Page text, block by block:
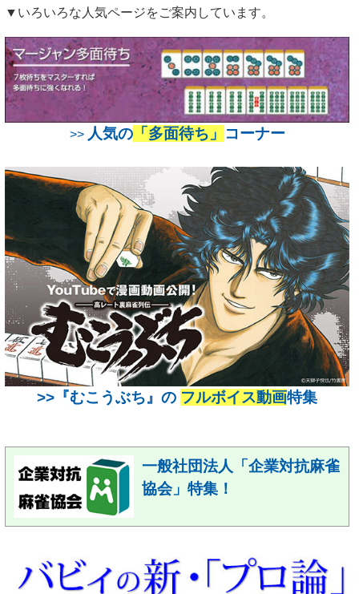
▼いろいろな人気ページをご案内しています。
>> 人気の「多面待ち」 コーナー
>>『むこうぶち』の フルボイス動画特集
一般社団法人「企業対抗麻雀
協会」特集！